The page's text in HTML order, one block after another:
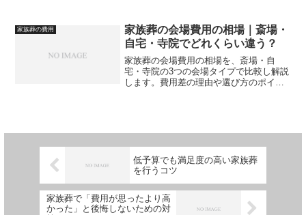
の基礎知識を紹介します。
家族葬の費用
家族葬の会場費用の相場｜斎場・
自宅・寺院でどれくらい違う？
家族葬の会場費用の相場を、斎場・自
宅・寺院の3つの会場タイプで比較し解説
します。費用差の理由や選び方のポイン
低予算でも満足度の高い家族葬
を行うコツ
家族葬で「費用が思ったより高
かった」と後悔しないための対